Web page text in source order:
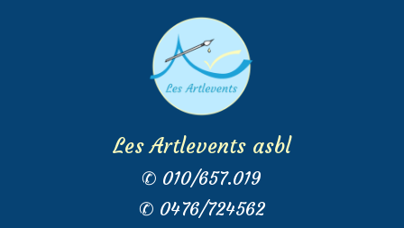
Les Artlevents asbl
✆ 010/657.019
✆ 0476/724562